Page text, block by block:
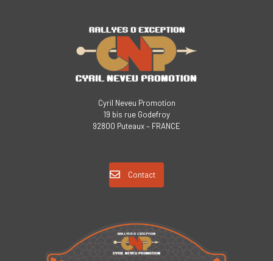
Cyril Neveu Promotion
19 bis rue Godefroy
92800 Puteaux – FRANCE
Contact